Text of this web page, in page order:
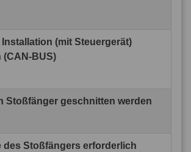
(mit Steuergerät)
BUS)
Stoßfänger geschnitten werden
des Stoßfängers erforderlich